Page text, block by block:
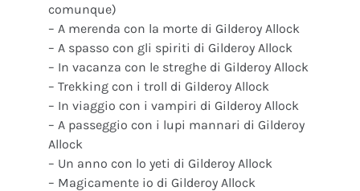
comunque)
– A merenda con la morte di Gilderoy Allock
– A spasso con gli spiriti di Gilderoy Allock
– In vacanza con le streghe di Gilderoy Allock
– Trekking con i troll di Gilderoy Allock
– In viaggio con i vampiri di Gilderoy Allock
– A passeggio con i lupi mannari di Gilderoy
Allock
– Un anno con lo yeti di Gilderoy Allock
– Magicamente io di Gilderoy Allock